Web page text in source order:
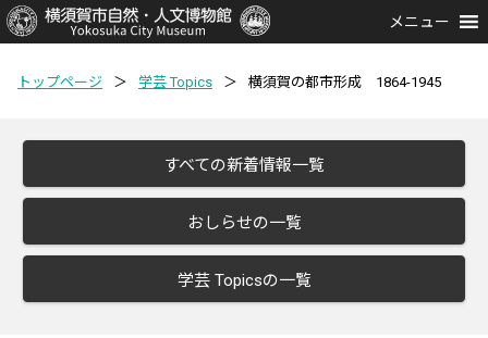
メニュー
トップページ ＞ 学芸 Topics ＞ 横須賀の都市形成 1864-1945
すべての新着情報一覧
おしらせの一覧
学芸 Topicsの一覧